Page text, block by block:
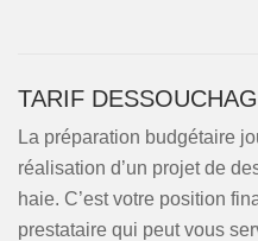
TARIF
La préparation budgétaire
réalisation d’un projet de
haie. C’est votre position
prestataire qui peut vous